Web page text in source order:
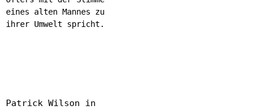
eines alten Mannes zu
ihrer Umwelt spricht.
Patrick Wilson in